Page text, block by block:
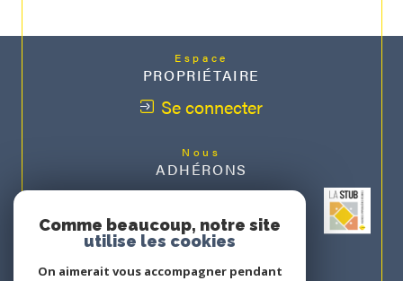
Espace
PROPRIÉTAIRE
Se connecter
Nous
ADHÉRONS
Comme beaucoup, notre site
utilise les cookies
On aimerait vous accompagner pendant